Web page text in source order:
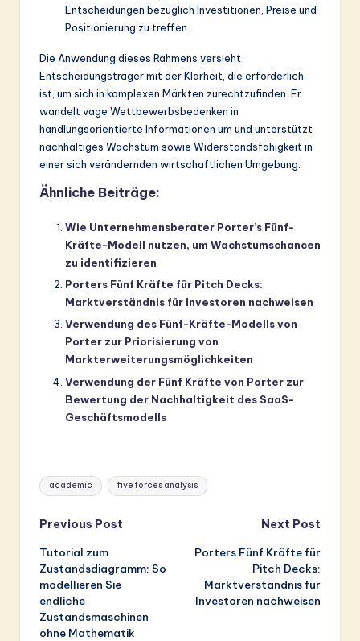
Entscheidungen bezüglich Investitionen, Preise und
Positionierung zu treffen.
Die Anwendung dieses Rahmens versieht
Entscheidungsträger mit der Klarheit, die erforderlich
ist, um sich in komplexen Märkten zurechtzufinden. Er
wandelt vage Wettbewerbsbedenken in
handlungsorientierte Informationen um und unterstützt
nachhaltiges Wachstum sowie Widerstandsfähigkeit in
einer sich verändernden wirtschaftlichen Umgebung.
Ähnliche Beiträge:
Wie Unternehmensberater Porter’s Fünf-
Kräfte-Modell nutzen, um Wachstumschancen
zu identifizieren
Porters Fünf Kräfte für Pitch Decks:
Marktverständnis für Investoren nachweisen
Verwendung des Fünf-Kräfte-Modells von
Porter zur Priorisierung von
Markterweiterungsmöglichkeiten
Verwendung der Fünf Kräfte von Porter zur
Bewertung der Nachhaltigkeit des SaaS-
Geschäftsmodells
Tags:
academic five forces analysis
Post
navigation
Previous Post
Tutorial zum
Zustandsdiagramm: So
modellieren Sie
endliche
Zustandsmaschinen
ohne Mathematik
Next Post
Porters Fünf Kräfte für
Pitch Decks:
Marktverständnis für
Investoren nachweisen